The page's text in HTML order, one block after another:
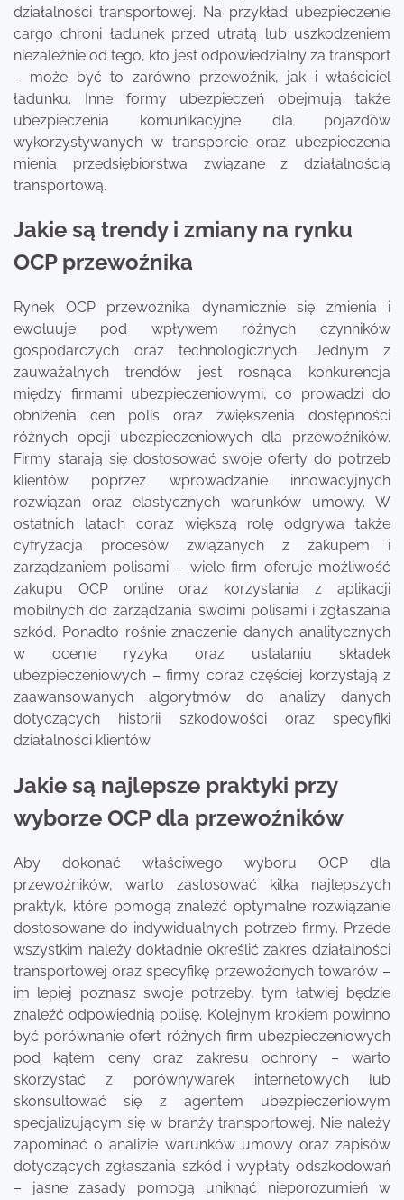
działalności transportowej. Na przykład ubezpieczenie
cargo chroni ładunek przed utratą lub uszkodzeniem
niezależnie od tego, kto jest odpowiedzialny za transport
– może być to zarówno przewoźnik, jak i właściciel
ładunku. Inne formy ubezpieczeń obejmują także
ubezpieczenia komunikacyjne dla pojazdów
wykorzystywanych w transporcie oraz ubezpieczenia
mienia przedsiębiorstwa związane z działalnością
transportową.
Jakie są trendy i zmiany na rynku
OCP przewoźnika
Rynek OCP przewoźnika dynamicznie się zmienia i
ewoluuje pod wpływem różnych czynników
gospodarczych oraz technologicznych. Jednym z
zauważalnych trendów jest rosnąca konkurencja
między firmami ubezpieczeniowymi, co prowadzi do
obniżenia cen polis oraz zwiększenia dostępności
różnych opcji ubezpieczeniowych dla przewoźników.
Firmy starają się dostosować swoje oferty do potrzeb
klientów poprzez wprowadzanie innowacyjnych
rozwiązań oraz elastycznych warunków umowy. W
ostatnich latach coraz większą rolę odgrywa także
cyfryzacja procesów związanych z zakupem i
zarządzaniem polisami – wiele firm oferuje możliwość
zakupu OCP online oraz korzystania z aplikacji
mobilnych do zarządzania swoimi polisami i zgłaszania
szkód. Ponadto rośnie znaczenie danych analitycznych
w ocenie ryzyka oraz ustalaniu składek
ubezpieczeniowych – firmy coraz częściej korzystają z
zaawansowanych algorytmów do analizy danych
dotyczących historii szkodowości oraz specyfiki
działalności klientów.
Jakie są najlepsze praktyki przy
wyborze OCP dla przewoźników
Aby dokonać właściwego wyboru OCP dla
przewoźników, warto zastosować kilka najlepszych
praktyk, które pomogą znaleźć optymalne rozwiązanie
dostosowane do indywidualnych potrzeb firmy. Przede
wszystkim należy dokładnie określić zakres działalności
transportowej oraz specyfikę przewożonych towarów –
im lepiej poznasz swoje potrzeby, tym łatwiej będzie
znaleźć odpowiednią polisę. Kolejnym krokiem powinno
być porównanie ofert różnych firm ubezpieczeniowych
pod kątem ceny oraz zakresu ochrony – warto
skorzystać z porównywarek internetowych lub
skonsultować się z agentem ubezpieczeniowym
specjalizującym się w branży transportowej. Nie należy
zapominać o analizie warunków umowy oraz zapisów
dotyczących zgłaszania szkód i wypłaty odszkodowań
– jasne zasady pomogą uniknąć nieporozumień w